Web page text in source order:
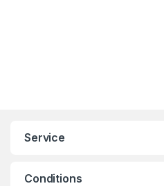
Service
Conditions